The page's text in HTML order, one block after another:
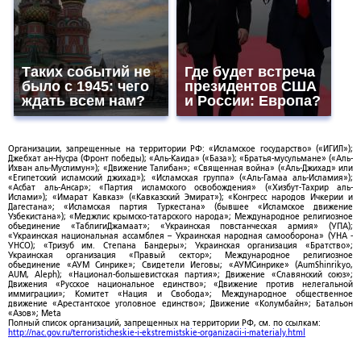
Таких событий не
было с 1945: чего
ждать всем нам?
Где будет встреча
президентов США
и России: Европа?
Организации, запрещенные на территории РФ: «Исламское государство» («ИГИЛ»);
Джебхат ан-Нусра (Фронт победы); «Аль-Каида» («База»); «Братья-мусульмане» («Аль-
Ихван аль-Муслимун»); «Движение Талибан»; «Священная война» («Аль-Джихад» или
«Египетский исламский джихад»); «Исламская группа» («Аль-Гамаа аль-Исламия»);
«Асбат аль-Ансар»; «Партия исламского освобождения» («Хизбут-Тахрир аль-
Ислами»); «Имарат Кавказ» («Кавказский Эмират»); «Конгресс народов Ичкерии и
Дагестана»; «Исламская партия Туркестана» (бывшее «Исламское движение
Узбекистана»); «Меджлис крымско-татарского народа»; Международное религиозное
объединение «ТаблигиДжамаат»; «Украинская повстанческая армия» (УПА);
«Украинская национальная ассамблея – Украинская народная самооборона» (УНА -
УНСО); «Тризуб им. Степана Бандеры»; Украинская организация «Братство»;
Украинская организация «Правый сектор»; Международное религиозное
объединение «АУМ Синрике»; Свидетели Иеговы; «АУМСинрике» (AumShinrikyo,
AUM, Aleph); «Национал-большевистская партия»; Движение «Славянский союз»;
Движения «Русское национальное единство»; «Движение против нелегальной
иммиграции»; Комитет «Нация и Свобода»; Международное общественное
движение «Арестантское уголовное единство»; Движение «Колумбайн»; Батальон
«Азов»; Meta
Полный список организаций, запрещенных на территории РФ, см. по ссылкам:
http://nac.gov.ru/terroristicheskie-i-ekstremistskie-organizacii-i-materialy.html